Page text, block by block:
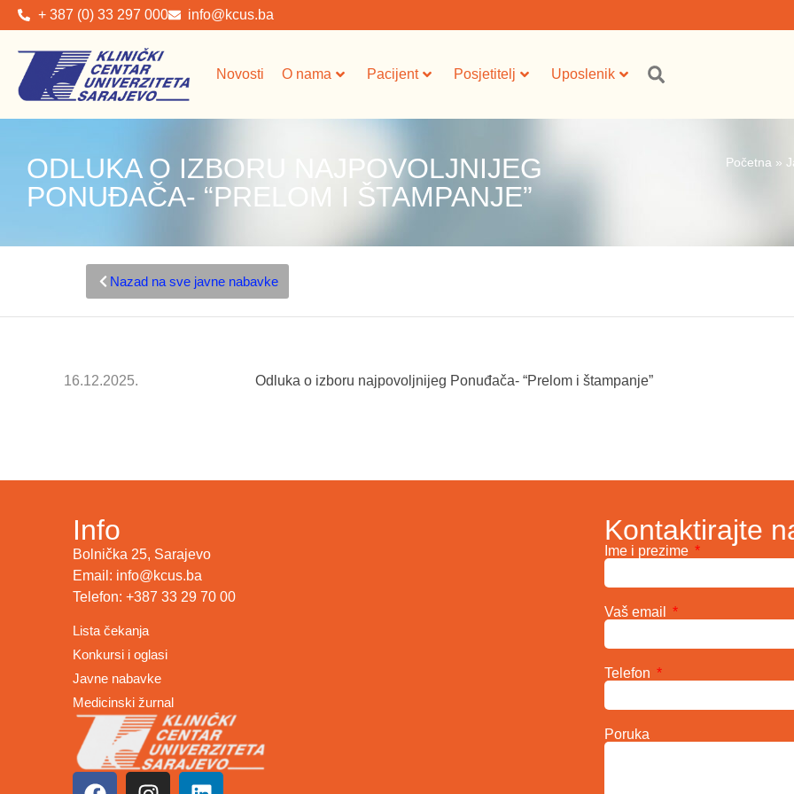
+ 387 (0) 33 297 000 info@kcus.ba
Novosti O nama Pacijent Posjetitelj Uposlenik
ODLUKA O IZBORU NAJPOVOLJNIJEG
PONUĐAČA- “PRELOM I ŠTAMPANJE”
Početna»
Nazad na sve javne nabavke
16.12.2025. Odluka o izboru najpovoljnijeg Ponuđača- “Prelom i štampanje”
Info
Bolnička 25, Sarajevo
Email: info@kcus.ba
Telefon: +387 33 29 70 00
Lista čekanja
Konkursi i oglasi
Javne nabavke
Medicinski žurnal
Kontaktirajte
Ime i prezime
Vaš email
Telefon
Poruka